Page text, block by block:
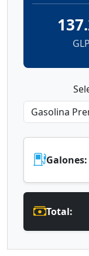
GLP
Galones:
Total: